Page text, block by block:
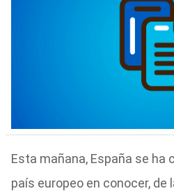
Esta mañana, España se ha
país europeo en conocer, de